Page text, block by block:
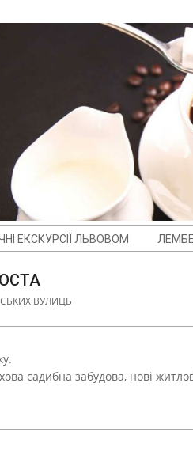
ЕКСКУРСІЇ ЛЬВОВОМ
ВУЛИЦЬ
садибна забудова, нові